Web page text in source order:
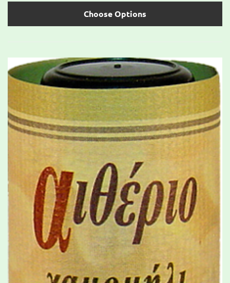
Choose Options